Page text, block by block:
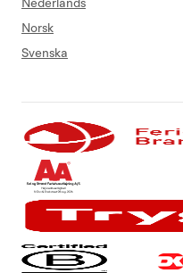
Nederlands
Norsk
Svenska